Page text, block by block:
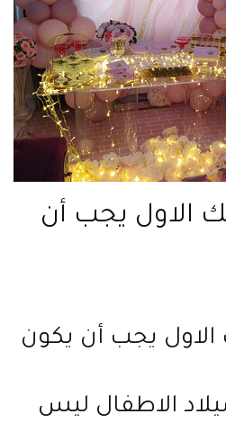
الاول يجب أن
يجب أن يكون
الاطفال ليس